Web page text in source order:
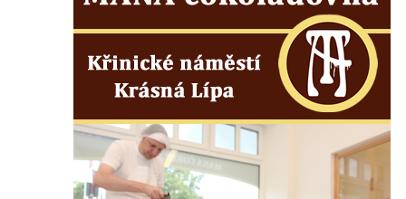
Obrázek svatého Huberta na buku svatého
Huberta
Obrázek svatého Jakuba na skále u cesty
východně od Srbské Kamenice
čp. 37 v Račicích
Socha ležícího koně v Sadech
Československé armády v Teplicích